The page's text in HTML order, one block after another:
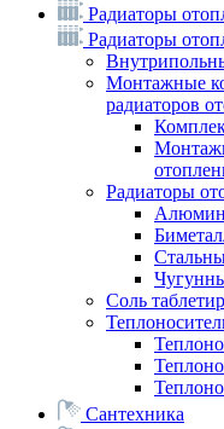
Радиаторы
Радиаторы
Монтажные
радиаторов
Радиаторы
Соль
Сантехника